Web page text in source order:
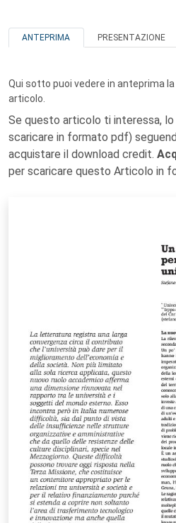
ANTEPRIMA PRESENTAZIONE
Qui sotto puoi vedere in anteprima
articolo.
Se questo articolo ti interessa, lo
scaricare in formato pdf)
acquistare il download credit.
per scaricare questo Articolo in